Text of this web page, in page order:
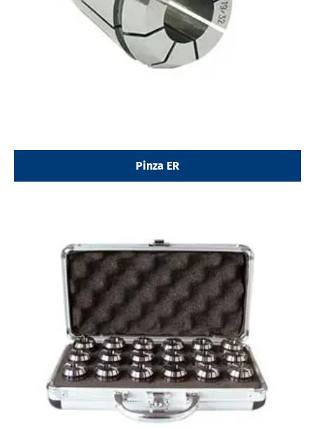
Pinza ER